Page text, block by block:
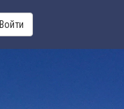
Войти